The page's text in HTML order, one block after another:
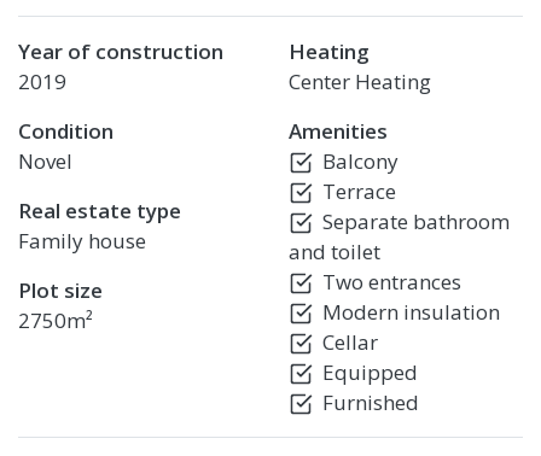
Year of construction
2019
Condition
Novel
Real estate type
Family house
Plot size
2750m²
Heating
Center Heating
Amenities
Balcony
Terrace
Separate bathroom
and toilet
Two entrances
Modern insulation
Cellar
Equipped
Furnished